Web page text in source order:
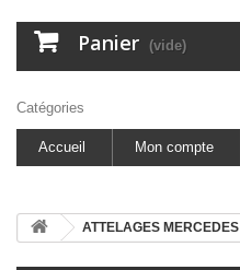
Panier (vide)
Catégories
Accueil Mon compte
ATTELAGES MERCEDES